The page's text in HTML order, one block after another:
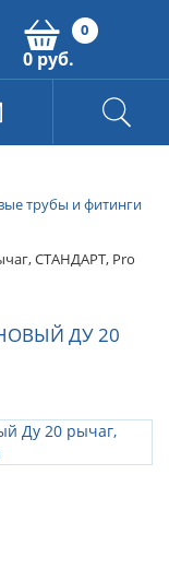
0
0 руб.
трубы и фитинги
СТАНДАРТ, Pro
ДУ 20